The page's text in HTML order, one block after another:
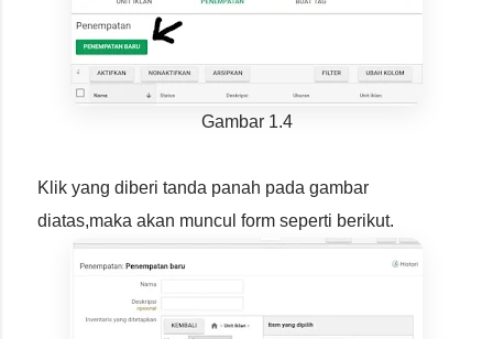
Gambar 1.4
Klik yang diberi tanda panah pada gambar
diatas,maka akan muncul form seperti berikut.